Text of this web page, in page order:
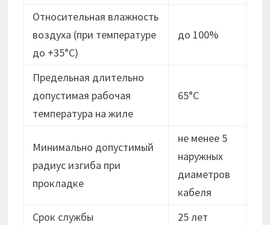
Относительная влажность
воздуха (при температуре
до +35°С)
до 100%
Предельная длительно
допустимая рабочая
температура на жиле
65°С
Минимально допустимый
радиус изгиба при
прокладке
не менее 5
наружных
диаметров
кабеля
Срок службы
25 лет